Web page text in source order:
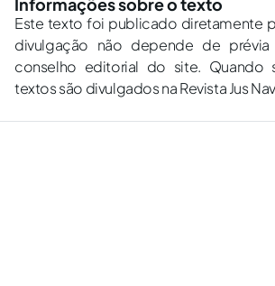
Informações sobre o texto
Este texto foi publicado diretamente
divulgação não depende de
conselho editorial do site. Quando
textos são divulgados na Revista Jus